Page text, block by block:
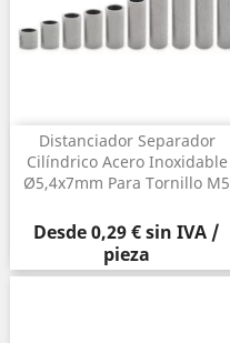
Distanciador Separador
Cilíndrico Acero Inoxidable
Ø5,4x7mm Para Tornillo M5
Precio
Desde0,29 €sin IVA /
pieza